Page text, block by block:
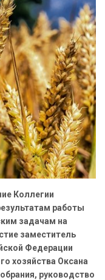
Коллегии
работы
задачам на
заместитель
Федерации
хозяйства Оксана
руководство